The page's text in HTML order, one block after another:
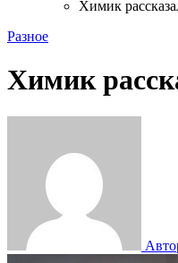
Химик
Разное
Химик